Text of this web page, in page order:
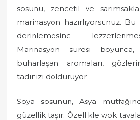
sosunu, zencefil ve
marinasyon hazırlıyorsunuz.
derinlemesine
Marinasyon süresi
buharlaşan aromaları,
tadınızı dolduruyor!
Soya sosunun, Asya
güzellik taşır. Özellikle wok